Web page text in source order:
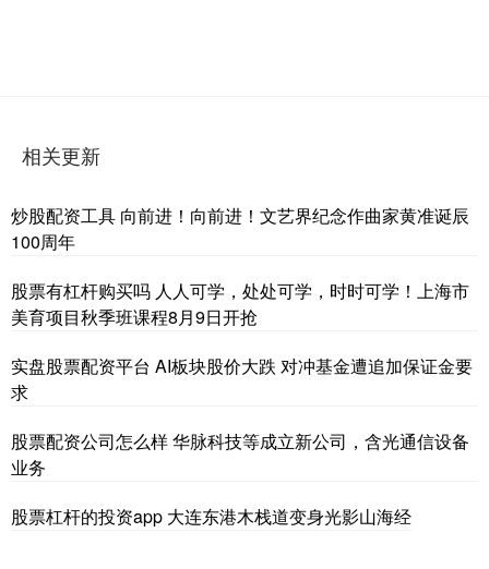
相关更新
炒股配资工具 向前进！向前进！文艺界纪念作曲家黄准诞辰
100周年
股票有杠杆购买吗 人人可学，处处可学，时时可学！上海市
美育项目秋季班课程8月9日开抢
实盘股票配资平台 AI板块股价大跌 对冲基金遭追加保证金要
求
股票配资公司怎么样 华脉科技等成立新公司，含光通信设备
业务
股票杠杆的投资app 大连东港木栈道变身光影山海经